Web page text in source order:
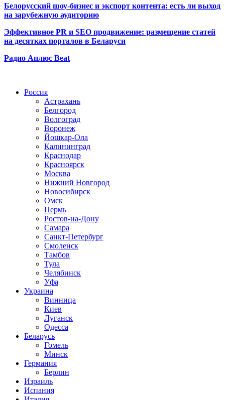
Белорусский шоу-бизнес и экспорт контента: есть ли выход
на зарубежную аудиторию
Эффективное PR и SEO продвижение: размещение статей
на десятках порталов в Беларуси
Радио Аплюс Beat
Россия
Астрахань
Белгород
Волгоград
Воронеж
Йошкар-Ола
Калининград
Краснодар
Красноярск
Москва
Нижний Новгород
Новосибирск
Омск
Пермь
Ростов-на-Дону
Самара
Санкт-Петербург
Смоленск
Тамбов
Тула
Челябинск
Уфа
Украина
Винница
Киев
Луганск
Одесса
Беларусь
Гомель
Минск
Германия
Берлин
Израиль
Испания